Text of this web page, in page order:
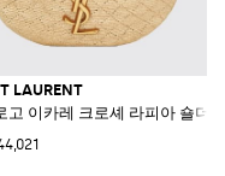
LAURENT
고 이카레 크로셰 라피아 숄더백